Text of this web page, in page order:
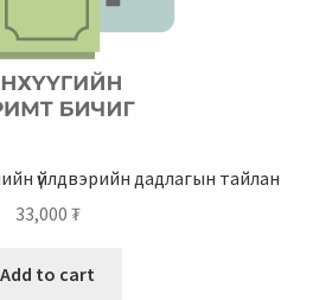
үйлдвэрийн дадлагын тайлан
33,000 ₮
Add to cart